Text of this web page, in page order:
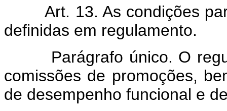
Art. 13. As condições
definidas em regulamento.
Parágrafo único. O
comissões de promoções,
de desempenho funcional e